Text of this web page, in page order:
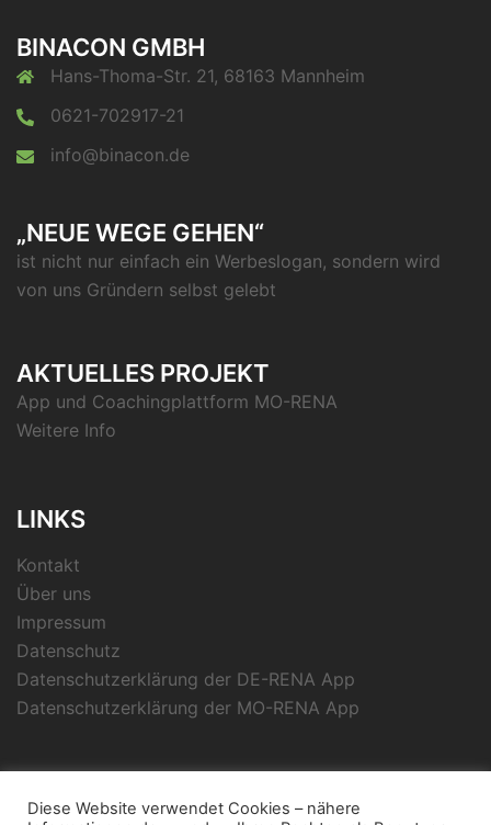
BINACON GMBH
Hans-Thoma-Str. 21, 68163 Mannheim
0621-702917-21
info@binacon.de
„NEUE WEGE GEHEN“
ist nicht nur einfach ein Werbeslogan, sondern wird
von uns Gründern selbst gelebt
AKTUELLES PROJEKT
App und Coachingplattform MO-RENA
Weitere Info
LINKS
Kontakt
Über uns
Impressum
Datenschutz
Datenschutzerklärung der DE-RENA App
Datenschutzerklärung der MO-RENA App
Linkedin Google Youtube
Diese Website verwendet Cookies – nähere